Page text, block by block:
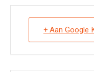
+ Aan Google